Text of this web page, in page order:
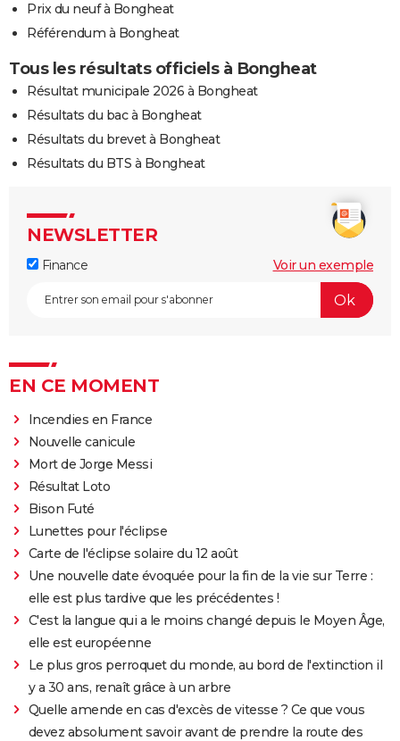
Prix du neuf à Bongheat
Référendum à Bongheat
Tous les résultats officiels à Bongheat
Résultat municipale 2026 à Bongheat
Résultats du bac à Bongheat
Résultats du brevet à Bongheat
Résultats du BTS à Bongheat
NEWSLETTER
Finance Voir un exemple
EN CE MOMENT
Incendies en France
Nouvelle canicule
Mort de Jorge Messi
Résultat Loto
Bison Futé
Lunettes pour l'éclipse
Carte de l'éclipse solaire du 12 août
Une nouvelle date évoquée pour la fin de la vie sur Terre :
elle est plus tardive que les précédentes !
C'est la langue qui a le moins changé depuis le Moyen Âge,
elle est européenne
Le plus gros perroquet du monde, au bord de l'extinction il
y a 30 ans, renaît grâce à un arbre
Quelle amende en cas d'excès de vitesse ? Ce que vous
devez absolument savoir avant de prendre la route des